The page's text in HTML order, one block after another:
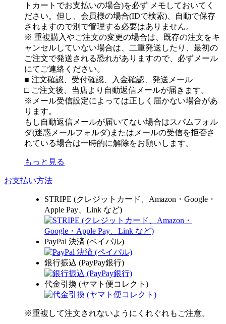
トカートでお支払いの場合)を必ず メモしておいてく
ださい。但し、会員様の場合(IDで検索)、自動で保存
されますので別で管理する必要はありません。
※ 重複購入やご注文の変更の場合は、既存の注文をキ
ャンセルしていない場合は、二重発送したり、最初の
ご注文で発送される恐れがありますので、必ずメール
にてご連絡ください。
■ 注文確認、受付確認、入金確認、発送メール
□ ご注文後、当店より自動返信メールが届きます。
※メール受信設定によっては正しく届かない場合があ
ります。
もし自動返信メールが届いてない場合はスパムフォル
ダ(迷惑メールフォルダ)またはメールの受信を拒否さ
れている場合は一時的に解除をお願いします。
もっと見る
お支払い方法
STRIPE (クレジットカード、Amazon・Google・
Apple Pay、Link など)
PayPal 決済 (ペイパル)
銀行振込 (PayPay銀行)
代金引換 (ヤマト便コレクト)
※重複して注文されないようにくれぐれもご注意。